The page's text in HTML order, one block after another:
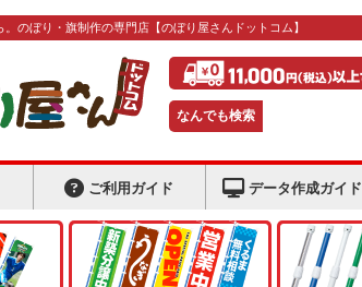
。のぼり・旗制作の専門店 【のぼり屋さんドットコム】
なんでも検索
ご利用ガイド データ作成ガイド